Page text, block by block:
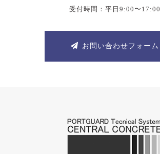
受付時間：平日9:00〜17:00
お問い合わせフォーム